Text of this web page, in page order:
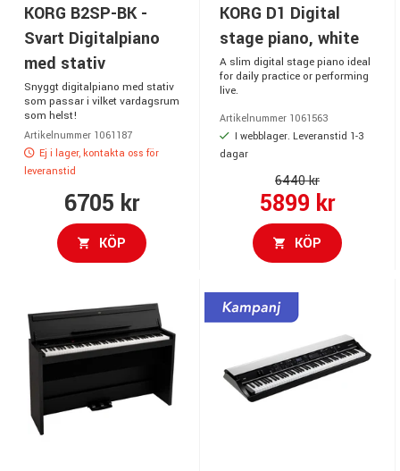
KORG B2SP-BK -
Svart Digitalpiano
med stativ
Snyggt digitalpiano med stativ
som passar i vilket vardagsrum
som helst!
Artikelnummer 1061187
Ej i lager, kontakta oss för
leveranstid
6705 kr
KÖP
KORG D1 Digital
stage piano, white
A slim digital stage piano ideal
for daily practice or performing
live.
Artikelnummer 1061563
I webblager. Leveranstid 1-3
dagar
6440 kr
5899 kr
KÖP